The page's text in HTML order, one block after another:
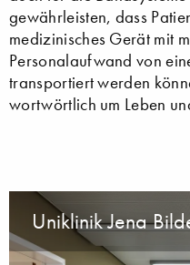
gewährleisten, dass
medizinisches Gerät mit
Personalaufwand von
transportiert werden
wortwörtlich um Leben
Uniklinik Jena